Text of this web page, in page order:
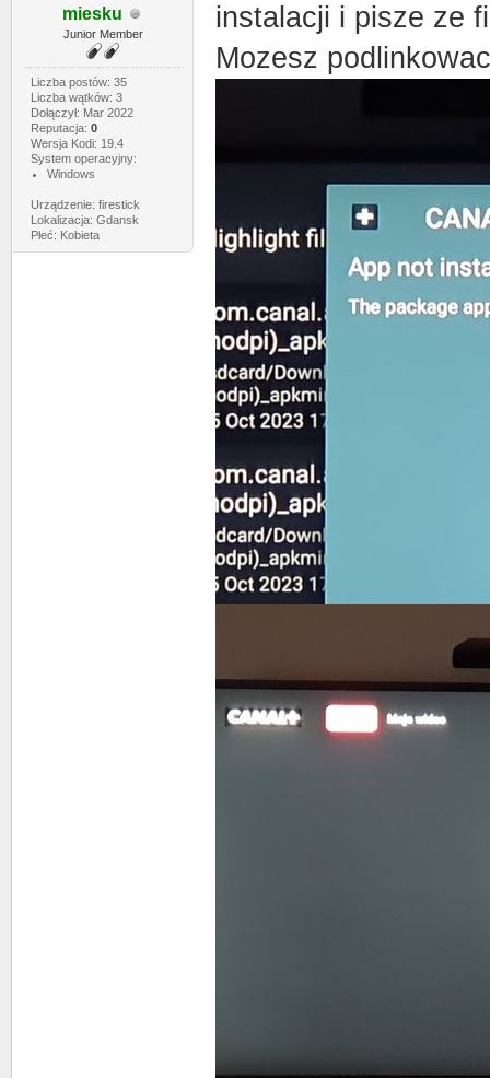
miesku
Junior Member
Liczba postów: 35
Liczba wątków: 3
Dołączył: Mar 2022
Reputacja: 0
Wersja Kodi: 19.4
System operacyjny:
Windows
Urządzenie: firestick
Lokalizacja: Gdansk
Płeć: Kobieta
instalacji i pisze ze
Mozesz